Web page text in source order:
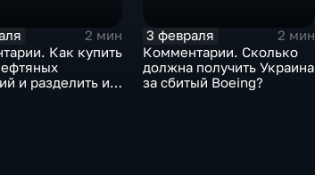
2 мин
Как купить
и разделить их
3 февраля
2 мин
Комментарии. Сколько
должна получить Украина
за сбитый Boeing?